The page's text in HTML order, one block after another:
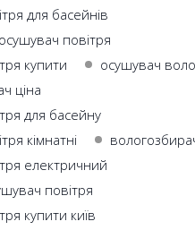
для басейнів
повітря
купити
осушувач
ціна
для басейну
кімнатні
електричний
повітря
купити київ